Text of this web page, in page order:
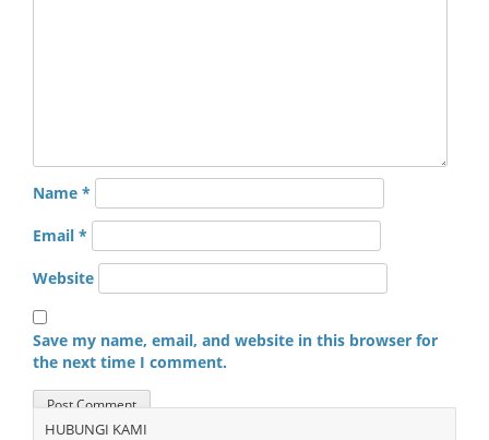
Name *
Email *
Website
Save my name, email, and website in this browser for
the next time I comment.
HUBUNGI KAMI